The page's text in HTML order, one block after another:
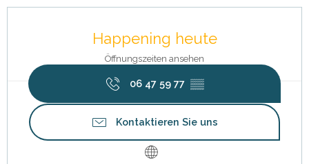
Happening heute
Öffnungszeiten ansehen
06 47 59 77 ▒▒
Kontaktieren Sie uns